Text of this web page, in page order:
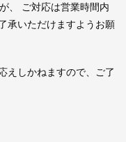
、 ご対応は営業時間内
承いただけますようお願
えしかねますので、ご了